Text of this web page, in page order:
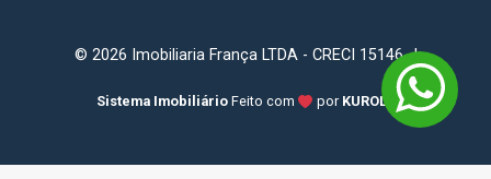
© 2026 Imobiliaria França LTDA - CRECI 15146-J
Sistema Imobiliário Feito com por KUROLE